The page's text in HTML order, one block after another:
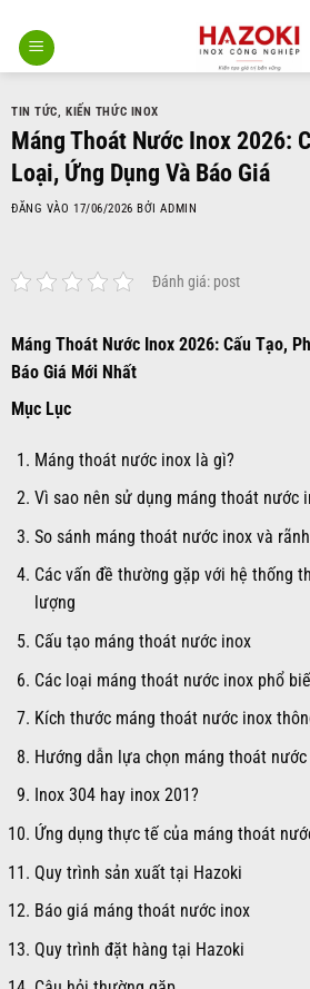
qua
nội
TIN TỨC,KIẾN THỨC INOX
Máng Thoát Nước Inox 2026:
Loại, Ứng Dụng Và Báo Giá
ĐĂNG VÀO17/06/2026 BỞIADMIN
Đánh giá: post
Máng Thoát Nước Inox 2026: Cấu Tạo,
Báo Giá Mới Nhất
Mục Lục
Máng thoát nước inox là gì?
Vì sao nên sử dụng máng thoát nước
So sánh máng thoát nước inox và
Các vấn đề thường gặp với hệ thống
lượng
Cấu tạo máng thoát nước inox
Các loại máng thoát nước inox phổ
Kích thước máng thoát nước inox
Hướng dẫn lựa chọn máng thoát
Inox 304 hay inox 201?
Ứng dụng thực tế của máng thoát
Quy trình sản xuất tại Hazoki
Báo giá máng thoát nước inox
Quy trình đặt hàng tại Hazoki